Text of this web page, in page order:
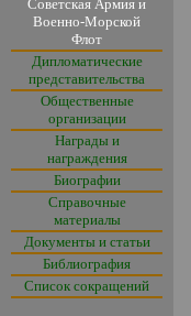
Советская Армия и
Военно-Морской
Флот
Дипломатические
представительства
Общественные
организации
Награды и
награждения
Биографии
Справочные
материалы
Документы и статьи
Библиография
Список сокращений